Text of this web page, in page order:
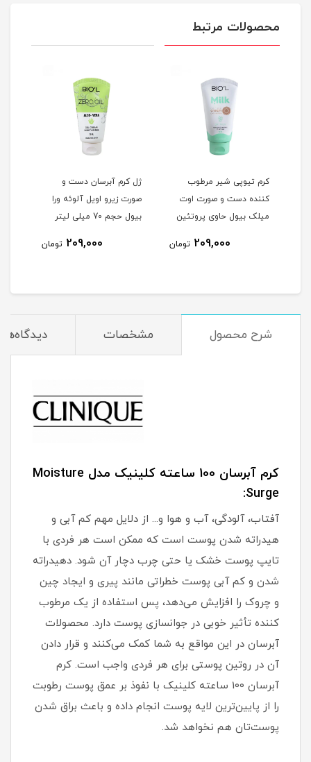
محصولات مرتبط
کرم تیوپی شیر مرطوب
کننده دست و صورت اوت
میلک بیول حاوی پروتئین
209,000 تومان
ژل کرم آبرسان دست و
صورت زیرو اویل آلوئه ورا
بیول حجم 70 میلی لیتر
209,000 تومان
شرح محصول مشخصات دیدگاه‌ها
کرم آبرسان 100 ساعته کلینیک مدل Moisture
Surge:
آفتاب، آلودگی، آب و هوا و... از دلایل مهم کم آبی و
هیدراته شدن پوست است که ممکن است هر فردی با
تایپ پوست خشک یا حتی چرب دچار آن شود. دهیدراته
شدن و کم آبی پوست خطراتی مانند پیری و ایجاد چین
و چروک را افزایش می‌دهد، پس استفاده از یک مرطوب
کننده تأثیر خوبی در جوانسازی پوست دارد. محصولات
آبرسان در این مواقع به شما کمک می‌کنند و قرار دادن
آن در روتین پوستی برای هر فردی واجب است. کرم
آبرسان 100 ساعته کلینیک با نفوذ بر عمق پوست رطوبت
را از پایین‌ترین لایه پوست انجام داده و باعث براق شدن
پوست‌تان هم نخواهد شد.